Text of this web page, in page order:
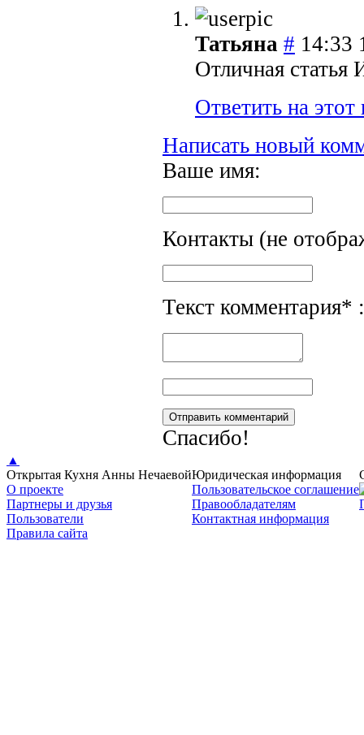
Татьяна # 14:33
Отличная статья
Ответить на
Написать новый
Ваше имя:
Контакты (не
Текст комментария* :
Спaсибо!
▲
Открытая Кухня Анны Нечаевой
О проекте
Партнеры и друзья
Пользователи
Правила сайта
Юридическая информация
Пользовательское соглашение
Правообладателям
Контактная информация